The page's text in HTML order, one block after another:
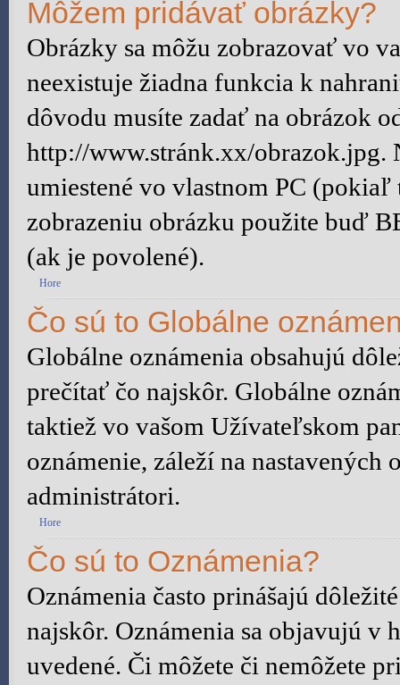
Môžem pridávať obrázky?
Obrázky sa môžu zobrazovať vo
neexistuje žiadna funkcia k
dôvodu musíte zadať na obrázok
http://www.stránk.xx/obrazok.jpg.
umiestené vo vlastnom PC
zobrazeniu obrázku použite buď
(ak je povolené).
Hore
Čo sú to Globálne
Globálne oznámenia obsahujú
prečítať čo najskôr. Globálne
taktiež vo vašom Užívateľskom
oznámenie, záleží na nastavených
administrátori.
Hore
Čo sú to Oznámenia?
Oznámenia často prinášajú
najskôr. Oznámenia sa objavujú v
uvedené. Či môžete či nemôžete